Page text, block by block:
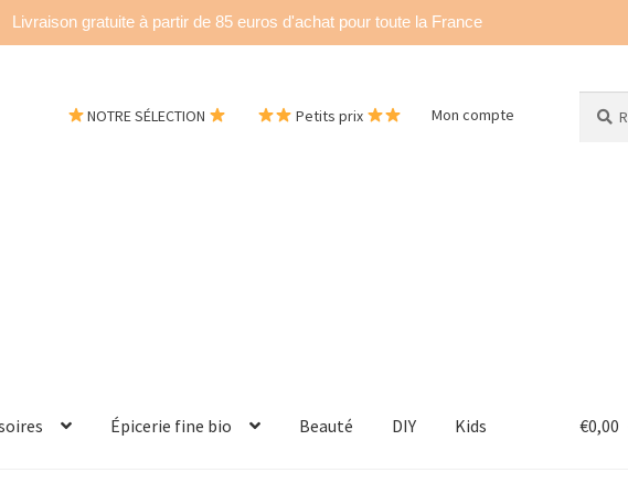
Livraison gratuite à partir de 85 euros d'achat pour toute la France
NOTRE SÉLECTION Petits prix Mon compte
pour :
Épicerie fine bio Beauté DIY Kids €0,00